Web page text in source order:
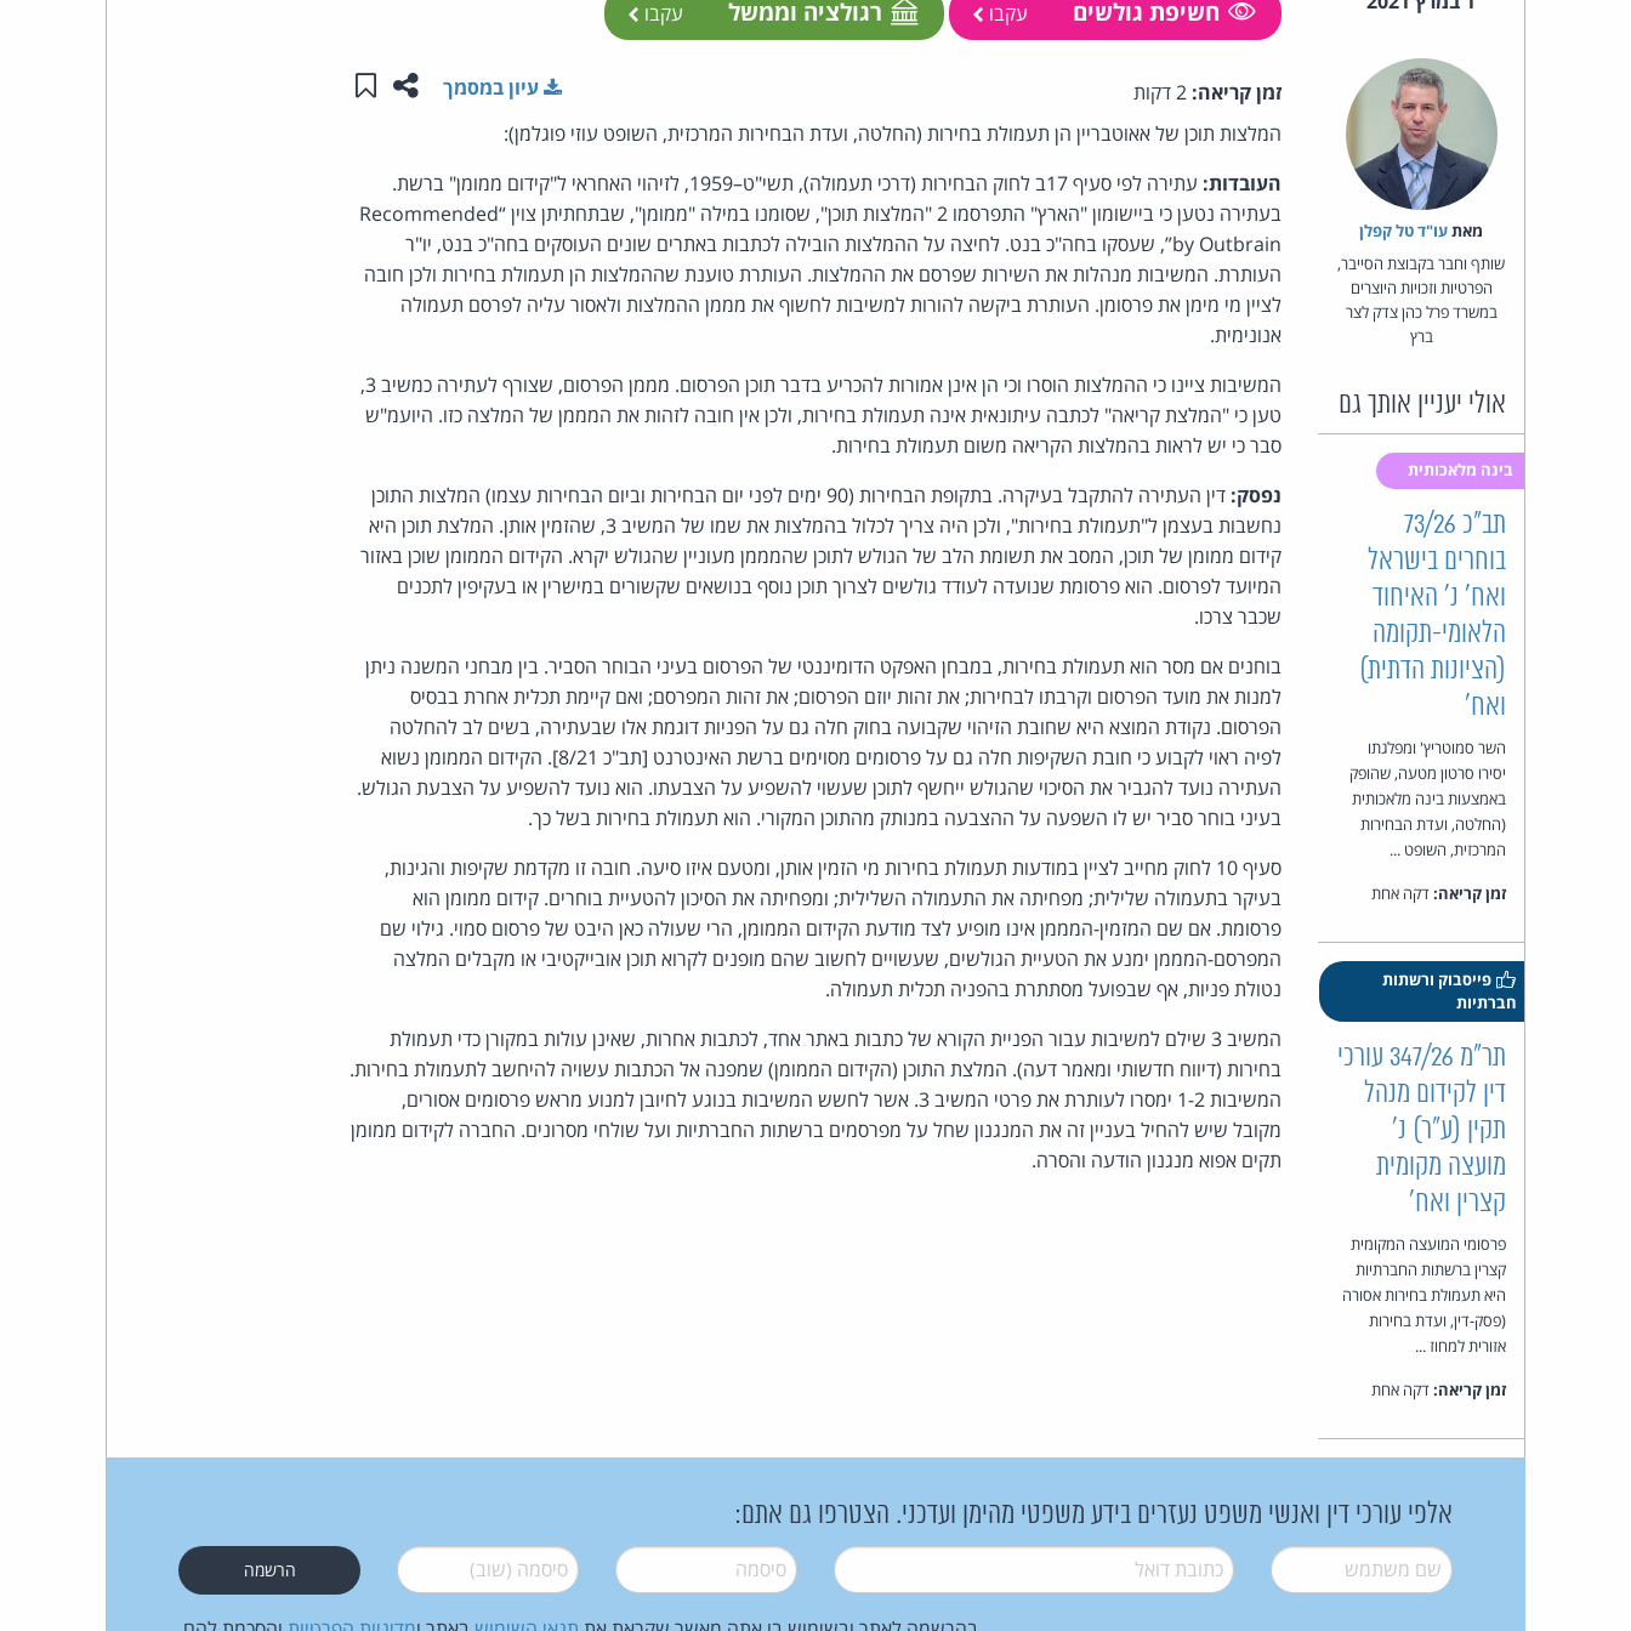
חשיפת גולשים עקבו רגולציה וממשל עקבו
מאת‏עו"ד טל קפלן
שותף וחבר בקבוצת הסייבר,
הפרטיות וזכויות היוצרים
במשרד פרל כהן צדק לצר
ברץ
אולי יעניין אותך גם
בינה מלאכותית
תב"כ 73/26
בוחרים בישראל
ואח' נ' האיחוד
הלאומי-תקומה
(הציונות הדתית)
ואח'
השר סמוטריץ' ומפלגתו
יסירו סרטון מטעה, שהופק
באמצעות בינה מלאכותית
(החלטה, ועדת הבחירות
המרכזית, השופט ...
זמן קריאה:דקה אחת
פייסבוק ורשתות
חברתיות
תר"מ 347/26 עורכי
דין לקידום מנהל
תקין (ע"ר) נ'
מועצה מקומית
קצרין ואח'
פרסומי המועצה המקומית
קצרין ברשתות החברתיות
היא תעמולת בחירות אסורה
(פסק-דין, ועדת בחירות
אזורית למחוז ...
זמן קריאה:דקה אחת
זמן קריאה: שתפו עמוד זה
שמור ב"תכנים שלי"
עיון במסמך
המלצות תוכן של אאוטבריין הן תעמולת בחירות (החלטה, ועדת הבחירות המרכזית, השופט עוזי פוגלמן):
העובדות:
עתירה לפי סעיף 17ב לחוק הבחירות (דרכי תעמולה), תשי"ט–1959, לזיהוי האחראי ל"קידום ממומן" ברשת.
בעתירה נטען כי ביישומון "הארץ" התפרסמו 2 "המלצות תוכן", שסומנו במילה "ממומן", שבתחתיתן צוין “Recommended
by Outbrain”, שעסקו בחה"כ בנט. לחיצה על ההמלצות הובילה לכתבות באתרים שונים העוסקים בחה"כ בנט, יו"ר
העותרת. המשיבות מנהלות את השירות שפרסם את ההמלצות. העותרת טוענת שההמלצות הן תעמולת בחירות ולכן חובה
לציין מי מימן את פרסומן. העותרת ביקשה להורות למשיבות לחשוף את מממן ההמלצות ולאסור עליה לפרסם תעמולה
אנונימית.
המשיבות ציינו כי ההמלצות הוסרו וכי הן אינן אמורות להכריע בדבר תוכן הפרסום. מממן הפרסום, שצורף לעתירה כמשיב 3,
טען כי "המלצת קריאה" לכתבה עיתונאית אינה תעמולת בחירות, ולכן אין חובה לזהות את המממן של המלצה כזו. היועמ"ש
סבר כי יש לראות בהמלצות הקריאה משום תעמולת בחירות.
נפסק:
דין העתירה להתקבל בעיקרה. בתקופת הבחירות (90 ימים לפני יום הבחירות וביום הבחירות עצמו) המלצות התוכן
נחשבות בעצמן ל"תעמולת בחירות", ולכן היה צריך לכלול בהמלצות את שמו של המשיב 3, שהזמין אותן. המלצת תוכן היא
קידום ממומן של תוכן, המסב את תשומת הלב של הגולש לתוכן שהמממן מעוניין שהגולש יקרא. הקידום הממומן שוכן באזור
המיועד לפרסום. הוא פרסומת שנועדה לעודד גולשים לצרוך תוכן נוסף בנושאים שקשורים במישרין או בעקיפין לתכנים
שכבר צרכו.
בוחנים אם מסר הוא תעמולת בחירות, במבחן האפקט הדומיננטי של הפרסום בעיני הבוחר הסביר. בין מבחני המשנה ניתן
למנות את מועד הפרסום וקרבתו לבחירות; את זהות יוזם הפרסום; את זהות המפרסם; ואם קיימת תכלית אחרת בבסיס
הפרסום. נקודת המוצא היא שחובת הזיהוי שקבועה בחוק חלה גם על הפניות דוגמת אלו שבעתירה, בשים לב להחלטה
לפיה ראוי לקבוע כי חובת השקיפות חלה גם על פרסומים מסוימים ברשת האינטרנט [תב"כ 8/21]. הקידום הממומן נשוא
העתירה נועד להגביר את הסיכוי שהגולש ייחשף לתוכן שעשוי להשפיע על הצבעתו. הוא נועד להשפיע על הצבעת הגולש.
בעיני בוחר סביר יש לו השפעה על ההצבעה במנותק מהתוכן המקורי. הוא תעמולת בחירות בשל כך.
סעיף 10 לחוק מחייב לציין במודעות תעמולת בחירות מי הזמין אותן, ומטעם איזו סיעה. חובה זו מקדמת שקיפות והגינות,
בעיקר בתעמולה שלילית; מפחיתה את התעמולה השלילית; ומפחיתה את הסיכון להטעיית בוחרים. קידום ממומן הוא
פרסומת. אם שם המזמין-המממן אינו מופיע לצד מודעת הקידום הממומן, הרי שעולה כאן היבט של פרסום סמוי. גילוי שם
המפרסם-המממן ימנע את הטעיית הגולשים, שעשויים לחשוב שהם מופנים לקרוא תוכן אובייקטיבי או מקבלים המלצה
נטולת פניות, אף שבפועל מסתתרת בהפניה תכלית תעמולה.
המשיב 3 שילם למשיבות עבור הפניית הקורא של כתבות באתר אחד, לכתבות אחרות, שאינן עולות במקורן כדי תעמולת
בחירות (דיווח חדשותי ומאמר דעה). המלצת התוכן (הקידום הממומן) שמפנה אל הכתבות עשויה להיחשב לתעמולת בחירות.
המשיבות 1-2 ימסרו לעותרת את פרטי המשיב 3. אשר לחשש המשיבות בנוגע לחיובן למנוע מראש פרסומים אסורים,
מקובל שיש להחיל בעניין זה את המנגנון שחל על מפרסמים ברשתות החברתיות ועל שולחי מסרונים. החברה לקידום ממומן
תקים אפוא מנגנון הודעה והסרה.
אלפי עורכי דין ואנשי משפט נעזרים בידע משפטי מהימן ועדכני. הצטרפו גם אתם:
שם משתמש* דואל* סיסמה* סיסמה (שוב)*